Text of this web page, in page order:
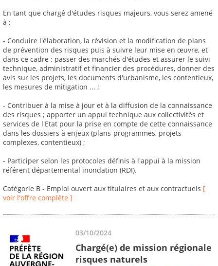
En tant que chargé d'études risques majeurs, vous serez amené
à :
- Conduire l'élaboration, la révision et la modification de plans
de prévention des risques puis à suivre leur mise en œuvre, et
dans ce cadre : passer des marchés d'études et assurer le suivi
technique, administratif et financier des procédures, donner des
avis sur les projets, les documents d'urbanisme, les contentieux,
les mesures de mitigation ... ;
- Contribuer à la mise à jour et à la diffusion de la connaissance
des risques ; apporter un appui technique aux collectivités et
services de l'Etat pour la prise en compte de cette connaissance
dans les dossiers à enjeux (plans-programmes, projets
complexes, contentieux) ;
- Participer selon les protocoles définis à l'appui à la mission
référent départemental inondation (RDI).
Catégorie B - Emploi ouvert aux titulaires et aux contractuels [
voir l'offre complète ]
03/10/2024
Chargé(e) de mission régionale
risques naturels